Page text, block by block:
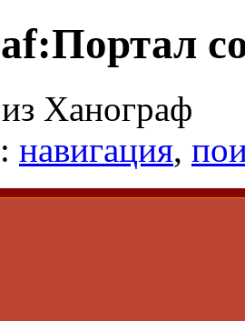
Ханограф
навигация,